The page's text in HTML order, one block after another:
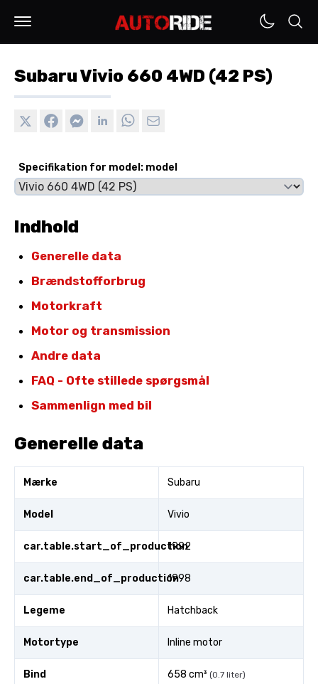
Subaru Vivio 660 4WD (42 PS)
Specifikation for model: model
Indhold
Generelle data
Brændstofforbrug
Motorkraft
Motor og transmission
Andre data
FAQ - Ofte stillede spørgsmål
Sammenlign med bil
Generelle data
Mærke Subaru
Model Vivio
car.table.start_of_production
1992
car.table.end_of_production1998
Legeme Hatchback
Motortype Inline motor
Bind 658 cm³ (0.7 liter)